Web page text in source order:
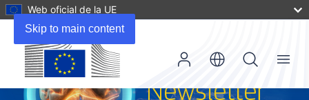
Skip to main content
Web oficial de la UE
Menu